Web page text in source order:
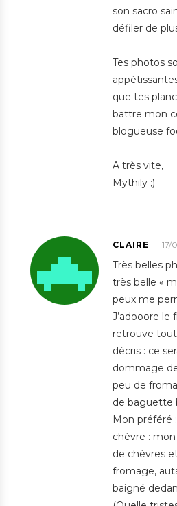
son sacro
défiler de
Tes photos
que tes
battre mon
blogueuse
A très vite,
Mythily ;)
CLAIRE
17/
Très belles
très belle «
peux me
J’adooore le
retrouve
décris : ce
dommage
peu de
de baguette
Mon préféré
chèvre :
de chèvres
fromage,
baigné